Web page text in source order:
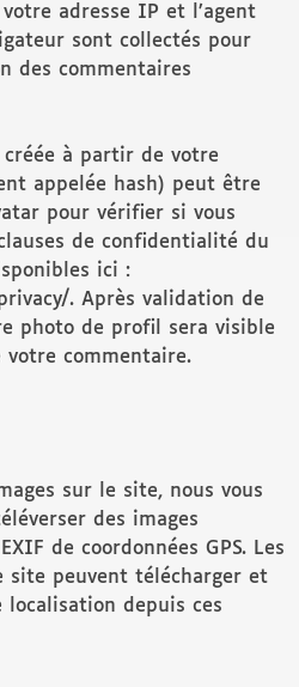
adresse IP et l’agent
sont collectés pour
des commentaires
créée à partir de votre
appelée hash) peut être
pour vérifier si vous
de confidentialité du
ici :
. Après validation de
photo de profil sera visible
commentaire.
sur le site, nous vous
des images
de coordonnées GPS. Les
site peuvent télécharger et
localisation depuis ces